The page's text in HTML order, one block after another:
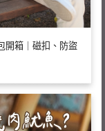
開箱｜磁扣、防盜